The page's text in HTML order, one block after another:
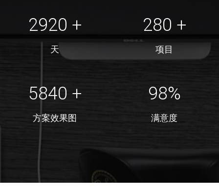
2920 +
天
280 +
项目
5840 +
方案效果图
98%
满意度